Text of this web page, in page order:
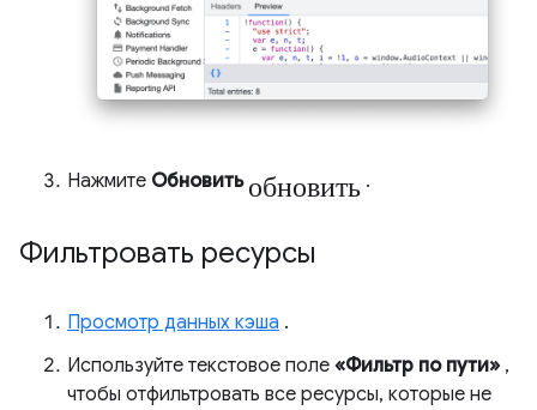
Нажмите Обновить обновить .
Фильтровать ресурсы
Просмотр данных кэша .
Используйте текстовое поле «Фильтр по пути» ,
чтобы отфильтровать все ресурсы, которые не